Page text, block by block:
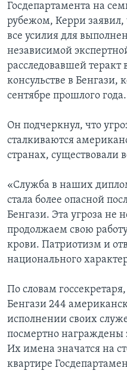
Госдепартамента на
рубежом, Керри
все усилия для
независимой
расследовавшей
консульстве в Бенгази,
сентябре прошлого года.
Он подчеркнул, что
сталкиваются
странах, существовали
«Служба в наших
стала более опасной
Бенгази. Эта угроза не
продолжаем свою
крови. Патриотизм и
национального
По словам
Бенгази 244
исполнении своих
посмертно награждены
Их имена значатся на
квартире